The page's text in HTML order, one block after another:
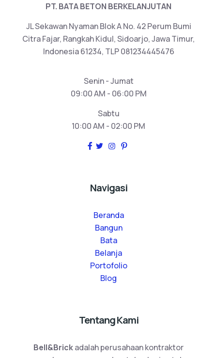
PT. BATA BETON BERKELANJUTAN
JL Sekawan Nyaman Blok A No. 42 Perum Bumi
Citra Fajar, Rangkah Kidul, Sidoarjo, Jawa Timur,
Indonesia 61234, TLP 081234445476
Senin - Jumat
09:00 AM - 06:00 PM
Sabtu
10:00 AM - 02:00 PM
Navigasi
Beranda
Bangun
Bata
Belanja
Portofolio
Blog
Tentang Kami
Bell&Brickadalah perusahaan kontraktor